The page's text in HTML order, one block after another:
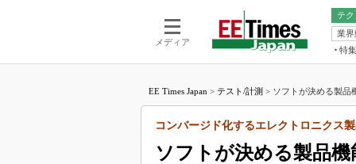
メディア
テ
電池／エネルア
マ
業
特集
福田昭
湯之上
大山聡
EE Times Japan > テスト/計測 > ソフトが決める製品
ソフトが決める製品
コンバージド化するエレクトロニクス